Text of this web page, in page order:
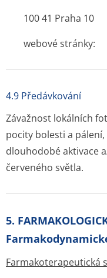
100 41 Praha 10
webové stránky:
4.9 Předávkování
Závažnost lokálních
pocity bolesti a
dlouhodobé aktivace
červeného světla.
5.
Farmakoterape­utická